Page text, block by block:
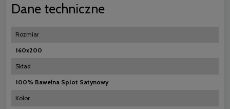
Dane techniczne
Rozmiar
160x200
Skład
100% Bawełna Splot Satynowy
Kolor